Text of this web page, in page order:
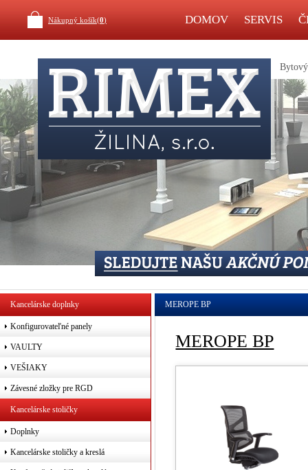
Nákupný košík(0) DOMOV SERVIS
Bytový
Kancelárske doplnky
Konfigurovateľné panely
VAULTY
VEŠIAKY
Závesné zložky pre RGD
Kancelárske stoličky
Doplnky
Kancelárske stoličky a kreslá
MEROPE BP
MEROPE BP